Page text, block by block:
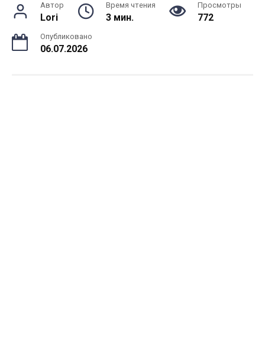
Автор
Lori
Время чтения
3 мин.
Просмотры
772
Опубликовано
06.07.2026